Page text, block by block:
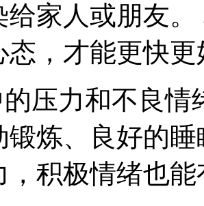
给家人或朋友
态，才能更快
压力和不良情
锻炼、良好的
，积极情绪也